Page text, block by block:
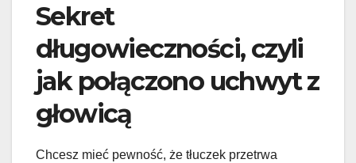
Sekret
długowieczności, czyli
jak połączono uchwyt z
głowicą
Chcesz mieć pewność, że tłuczek przetrwa